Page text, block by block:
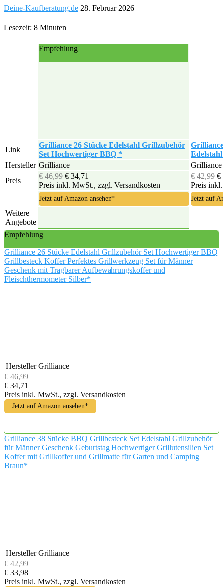
Deine-Kaufberatung.de 28. Februar 2026
Lesezeit: 8 Minuten
Empfehlung
Link
Grilliance 26 Stücke Edelstahl Grillzubehör
Set Hochwertiger BBQ *
Hersteller Grilliance
Grilliance
Preis
€ 46,99 € 34,71
Preis inkl. MwSt., zzgl. Versandkosten
€ 42,99 €
Preis
Jetzt auf Amazon ansehen* Jetzt auf
Weitere
Angebote
Empfehlung
Grilliance 26 Stücke Edelstahl Grillzubehör Set Hochwertiger BBQ
Grillbesteck Koffer Perfektes Grillwerkzeug Set für Männer
Geschenk mit Tragbarer Aufbewahrungskoffer und
Fleischthermometer Silber*
Hersteller Grilliance
€ 46,99
€ 34,71
Preis inkl. MwSt., zzgl. Versandkosten
Jetzt auf Amazon ansehen*
Grilliance 38 Stücke BBQ Grillbesteck Set Edelstahl Grillzubehör
für Männer Geschenk Geburtstag Hochwertiger Grillutensilien Set
Koffer mit Grillkoffer und Grillmatte für Garten und Camping
Braun*
Hersteller Grilliance
€ 42,99
€ 33,98
Preis inkl. MwSt., zzgl. Versandkosten